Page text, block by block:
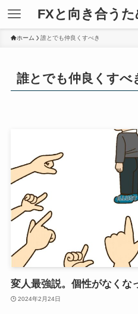
FXと向き合う
ホーム 誰とでも仲良くすべき
誰とでも仲良くすべ
変人最強説。個性がなくな
2024年2月24日